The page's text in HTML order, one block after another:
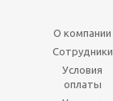
О компании
Сотрудники
Условия
оплаты